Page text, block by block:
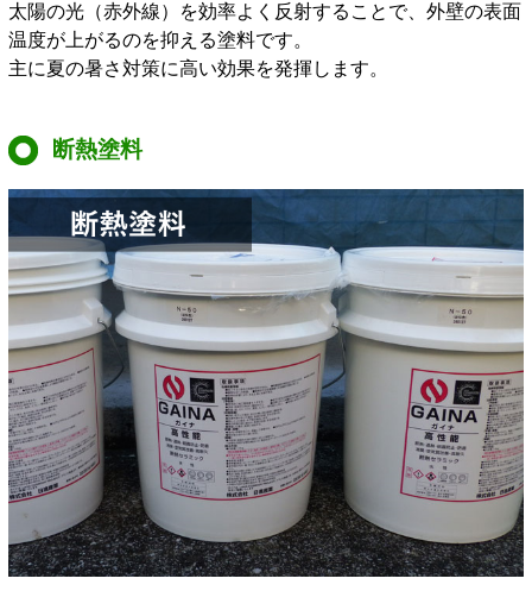
太陽の光（赤外線）を効率よく反射することで、外壁の表面
温度が上がるのを抑える塗料です。
主に夏の暑さ対策に高い効果を発揮します。
断熱塗料